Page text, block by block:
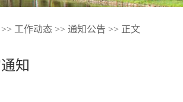
>> 工作动态 >> 通知公告 >> 正文
知